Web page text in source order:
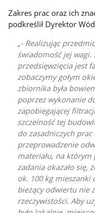
Zakres prac oraz ich
podkreślił Dyrektor
- Realizując
świadomość jej wagi.
przedsięwzięcia jest
zobaczymy gołym
zbiornika była
poprzez wykonanie
zapobiegającej
szczelność tej
do zasadniczych prac
przeprowadzenie
materiału, na
zadania okazało się,
ok. 100 kg
bieżący odwiertu nie
rzeczywistości. Aby